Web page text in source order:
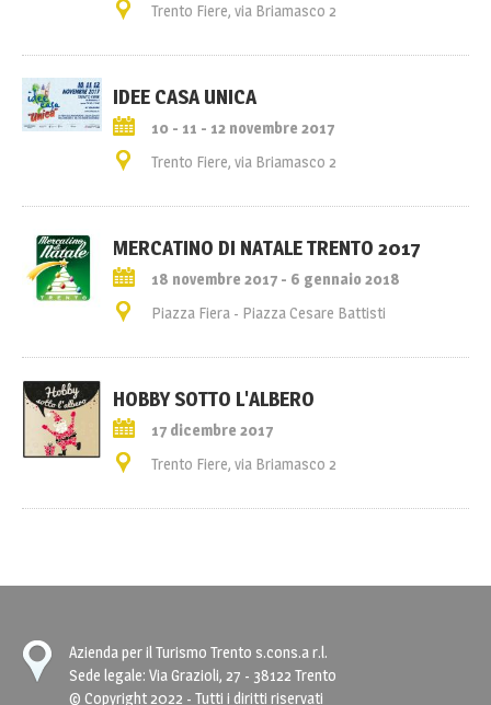
Trento Fiere, via Briamasco 2
IDEE CASA UNICA
10 - 11 - 12 novembre 2017
Trento Fiere, via Briamasco 2
MERCATINO DI NATALE TRENTO 2017
18 novembre 2017 - 6 gennaio 2018
Piazza Fiera - Piazza Cesare Battisti
HOBBY SOTTO L'ALBERO
17 dicembre 2017
Trento Fiere, via Briamasco 2
Azienda per il Turismo Trento s.cons.a r.l.
Sede legale: Via Grazioli, 27 - 38122 Trento
© Copyright 2022 - Tutti i diritti riservati